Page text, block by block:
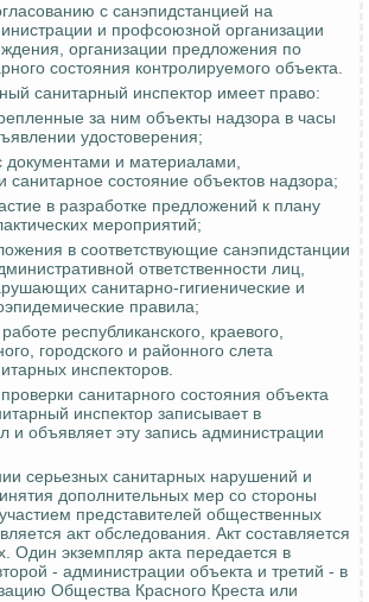
с санэпидстанцией на
и профсоюзной организации
организации предложения по
состояния контролируемого объекта.
санитарный инспектор имеет право:
за ним объекты надзора в часы
удостоверения;
документами и материалами,
состояние объектов надзора;
в разработке предложений к плану
мероприятий;
в соответствующие санэпидстанции
ответственности лиц,
санитарно-гигиенические и
правила;
республиканского, краевого,
городского и районного слета
инспекторов.
санитарного состояния объекта
инспектор записывает в
и объявляет эту запись администрации
серьезных санитарных нарушений и
дополнительных мер со стороны
представителей общественных
акт обследования. Акт составляется
Один экземпляр акта передается в
- администрации объекта и третий - в
Общества Красного Креста или